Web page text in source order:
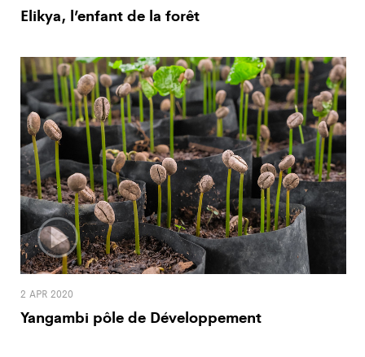
Elikya, l’enfant de la forêt
2 APR 2020
Yangambi pôle de Développement